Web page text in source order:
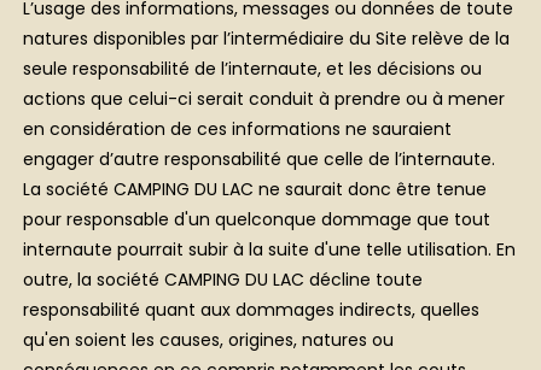
L’usage des informations, messages ou données de toute
natures disponibles par l’intermédiaire du Site relève de la
seule responsabilité de l’internaute, et les décisions ou
actions que celui-ci serait conduit à prendre ou à mener
en considération de ces informations ne sauraient
engager d’autre responsabilité que celle de l’internaute.
La société CAMPING DU LAC ne saurait donc être tenue
pour responsable d'un quelconque dommage que tout
internaute pourrait subir à la suite d'une telle utilisation. En
outre, la société CAMPING DU LAC décline toute
responsabilité quant aux dommages indirects, quelles
qu'en soient les causes, origines, natures ou